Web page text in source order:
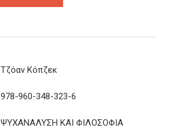
Τζόαν Κόπζεκ
978-960-348-323-6
ΨΥΧΑΝΑΛΥΣΗ ΚΑΙ ΦΙΛΟΣΟΦΙΑ